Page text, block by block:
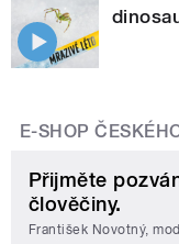
E-SHOP
Přijměte
člověčiny.
František Novotný,